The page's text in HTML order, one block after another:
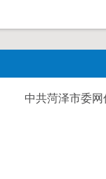
中共菏泽市委网